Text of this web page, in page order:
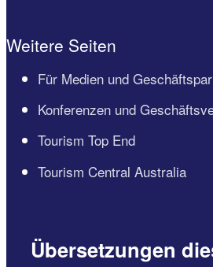
Weitere Seiten
Für Medien und
Konferenzen und
Tourism Top End
Tourism Central Australia
Übersetzungen